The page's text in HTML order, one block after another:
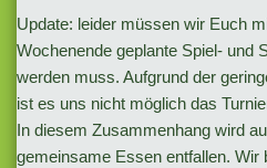
Update: leider müssen wir Euch
Wochenende geplante Spiel- und
werden muss. Aufgrund der
ist es uns nicht möglich das
In diesem Zusammenhang wird
gemeinsame Essen entfallen. Wir